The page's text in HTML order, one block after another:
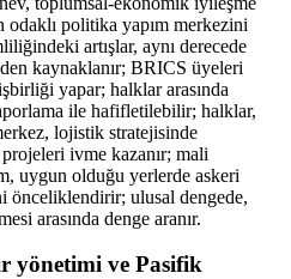
odaklı politika yapım merkezini
artışlar, aynı derecede
kaynaklanır; BRICS üyeleri
yapar; halklar arasında
ile hafifletilebilir; halklar,
lojistik stratejisinde
ivme kazanır; mali
uygun olduğu yerlerde askeri
önceliklendirir; ulusal dengede,
arasında denge aranır.
yönetimi ve Pasifik